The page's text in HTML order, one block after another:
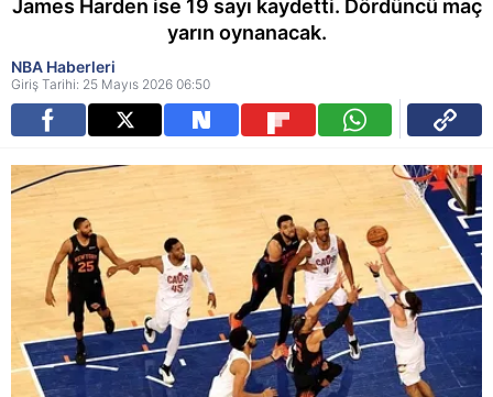
James Harden ise 19 sayı kaydetti. Dördüncü maç
yarın oynanacak.
NBA Haberleri
Giriş Tarihi: 25 Mayıs 2026 06:50